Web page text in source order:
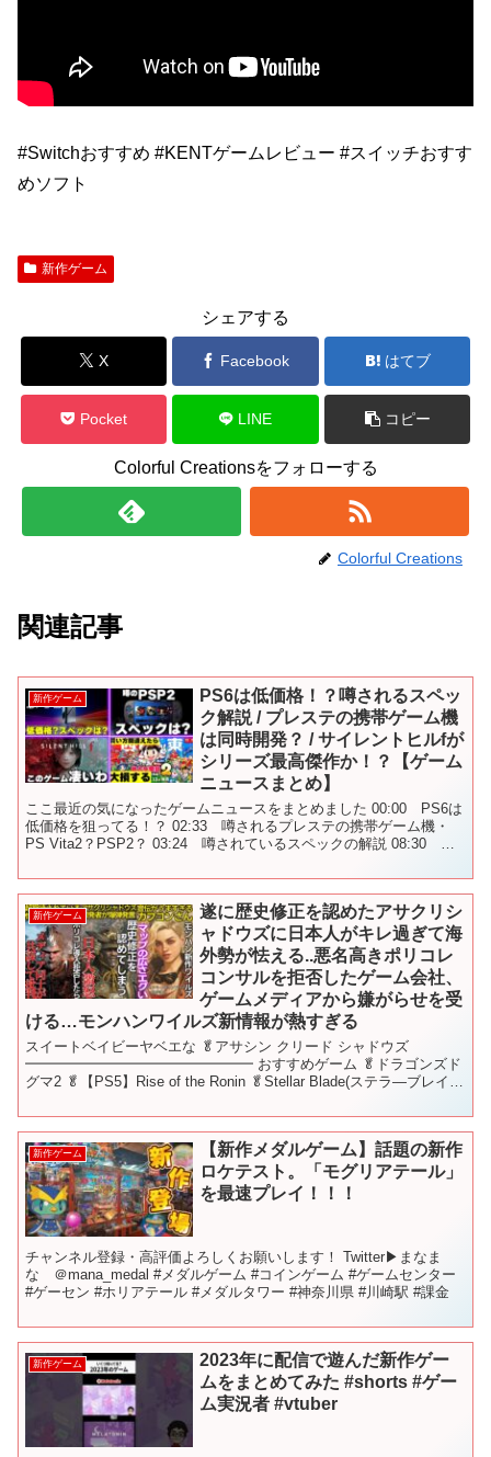
#Switchおすすめ #KENTゲームレビュー #スイッチおすす
めソフト
新作ゲーム
シェアする
X Facebook はてブ
Pocket LINE コピー
Colorful Creationsをフォローする
Colorful Creations
関連記事
新作ゲーム
PS6は低価格！？噂されるスペッ
ク解説 / プレステの携帯ゲーム機
は同時開発？ / サイレントヒルfが
シリーズ最高傑作か！？【ゲーム
ニュースまとめ】
ここ最近の気になったゲームニュースをまとめました 00:00 PS6は
低価格を狙ってる！？ 02:33 噂されるプレステの携帯ゲーム機・
PS Vita2？PSP2？ 03:24 噂されているスペックの解説 08:30 サ
新作ゲーム
遂に歴史修正を認めたアサクリシ
ャドウズに日本人がキレ過ぎて海
外勢が怯える..悪名高きポリコレ
コンサルを拒否したゲーム会社、
ゲームメディアから嫌がらせを受
ける…モンハンワイルズ新情報が熱すぎる
スイートベイビーヤベエな 🥬アサシン クリード シャドウズ
━━━━━━━━━━━━━━━━ おすすめゲーム 🥬ドラゴンズド
グマ2 🥬【PS5】Rise of the Ronin 🥬Stellar Blade(ステラ―ブレイ
新作ゲーム
【新作メダルゲーム】話題の新作
ロケテスト。「モグリアテール」
を最速プレイ！！！
チャンネル登録・高評価よろしくお願いします！ Twitter▶︎まなま
な ＠mana_medal #メダルゲーム #コインゲーム #ゲームセンター
#ゲーセン #ホリアテール #メダルタワー #神奈川県 #川崎駅 #課金
新作ゲーム
2023年に配信で遊んだ新作ゲー
ムをまとめてみた #shorts #ゲー
ム実況者 #vtuber